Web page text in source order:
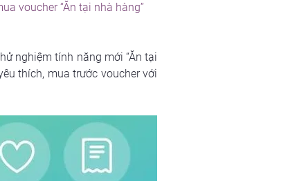
voucher “Ăn tại nhà hàng”
nghiệm tính năng mới “Ăn tại
thích, mua trước voucher với